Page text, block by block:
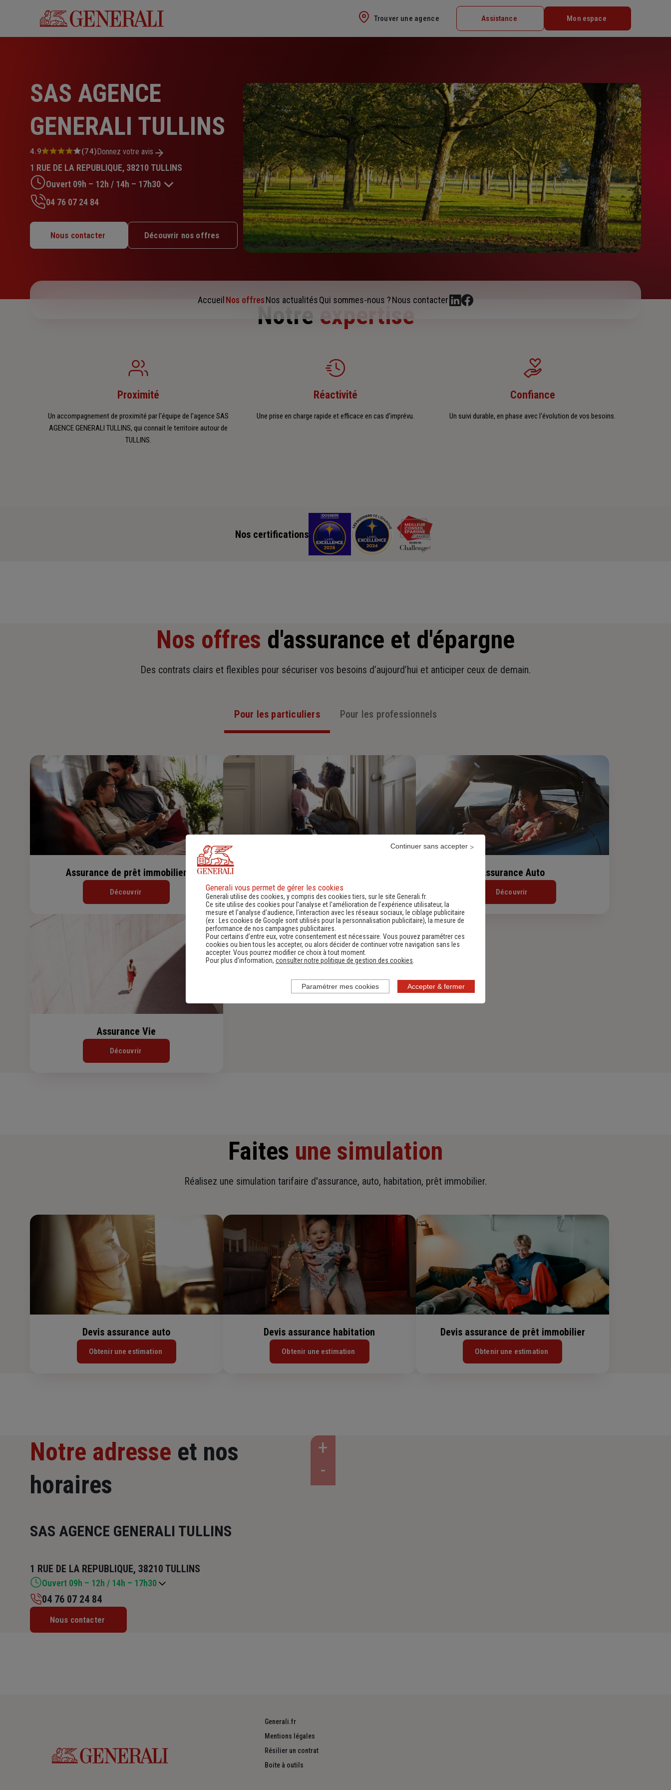
Trouver une agence Assistance Mon espace
SAS AGENCE
GENERALI TULLINS
Note
4.9
sur
5
étoiles
4.9 (74)Donnez votre avis
1 RUE DE LA REPUBLIQUE, 38210 TULLINS
Ouvert 09h – 12h / 14h – 17h30
Mardi : 09h – 12h / 14h – 17h30
Mercredi : 09h – 12h / 14h – 17h30
Jeudi : 09h – 12h / 14h – 17h30
04 76 07 24 84
Nous contacter Découvrir nos offres
Accueil Nos offresNos actualitésQui sommes-nous ?Nous contacter
Notre expertise
Proximité
Un accompagnement de proximité par l'équipe de l'agence SAS
AGENCE GENERALI TULLINS, qui connait le territoire autour de
TULLINS.
Réactivité
Une prise en charge rapide et efficace en cas d'imprévu.
Confiance
Un suivi durable, en phase avec l'évolution de vos besoins.
Nos certifications
Nos offres d'assurance et d'épargne
Des contrats clairs et flexibles pour sécuriser vos besoins d’aujourd’hui et anticiper ceux de demain.
Pour les particuliers Pour les professionnels
Assurance de prêt immobilier
Découvrir Découvrir
Assurance Auto
Découvrir
Assurance Vie
Découvrir
Faites une simulation
Réalisez une simulation tarifaire d'assurance, auto, habitation, prêt immobilier.
Devis assurance auto
Obtenir une estimation
Devis assurance habitation
Obtenir une estimation
Devis assurance de prêt immobilier
Obtenir une estimation
Notre adresse et nos
horaires
SAS AGENCE GENERALI TULLINS
1 RUE DE LA REPUBLIQUE, 38210 TULLINS
Ouvert 09h – 12h / 14h – 17h30
Mardi : 09h – 12h / 14h – 17h30
04 76 07 24 84
Nous contacter
Generali.fr
Mentions légales
Résilier un contrat
Boite à outils
Generali vous permet de gérer les cookies
Generali utilise des cookies, y compris des cookies tiers, sur le site Generali.fr.
Ce site utilise des cookies pour l’analyse et l'amélioration de l’expérience utilisateur, la
mesure et l’analyse d’audience, l’interaction avec les réseaux sociaux, le ciblage publicitaire
(ex :
Les cookies de Google sont utilisés pour la personnalisation publicitaire), la mesure de
performance de nos campagnes publicitaires.
Pour certains d’entre eux, votre consentement est nécessaire. Vous pouvez paramétrer ces
cookies ou bien tous les accepter, ou alors décider de continuer votre navigation sans les
accepter. Vous pourrez modifier ce choix à tout moment.
Pour plus d’information, consulter notre politique de gestion des cookies
Accepter & fermer
Continuer sans accepter
Paramétrer mes cookies